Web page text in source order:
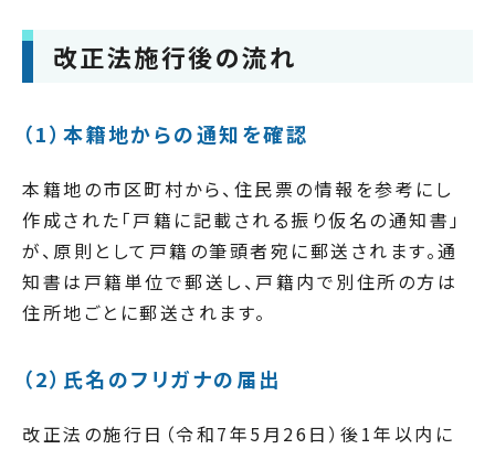
改正法施行後の流れ
（1）本籍地からの通知を確認
本籍地の市区町村から、住民票の情報を参考にし
作成された「戸籍に記載される振り仮名の通知書」
が、原則として戸籍の筆頭者宛に郵送されます。通
知書は戸籍単位で郵送し、戸籍内で別住所の方は
住所地ごとに郵送されます。
（2）氏名のフリガナの届出
改正法の施行日（令和7年5月26日）後1年以内に